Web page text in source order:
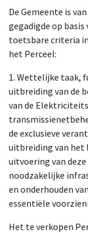
De Gemeente is
gegadigde op
toetsbare criteria
het Perceel:
1. Wettelijke taak,
uitbreiding van de
van de
de exclusieve
uitbreiding van het
uitvoering van
noodzakelijke
en onderhouden
essentiële
Het te verkopen